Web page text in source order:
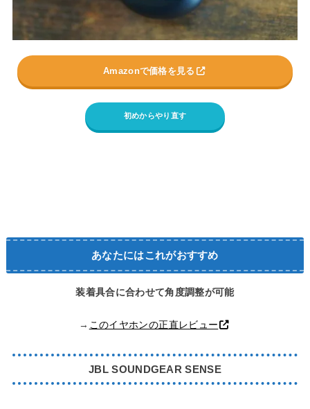
Amazonで価格を見る
初めからやり直す
あなたにはこれがおすすめ
装着具合に合わせて角度調整が可能
→ このイヤホンの正直レビュー
JBL SOUNDGEAR SENSE